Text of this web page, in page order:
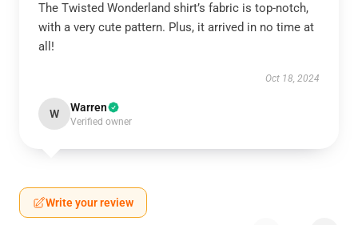
The Twisted Wonderland shirt’s fabric is top-notch,
with a very cute pattern. Plus, it arrived in no time at
all!
Oct 18, 2024
W Warren
Verified owner
Write your review